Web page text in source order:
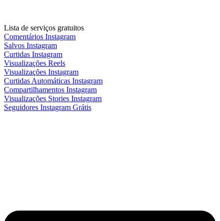
Lista de serviços gratuitos
Comentários Instagram
Salvos Instagram
Curtidas Instagram
Visualizações Reels
Visualizações Instagram
Curtidas Automáticas Instagram
Compartilhamentos Instagram
Visualizações Stories Instagram
Seguidores Instagram Grátis